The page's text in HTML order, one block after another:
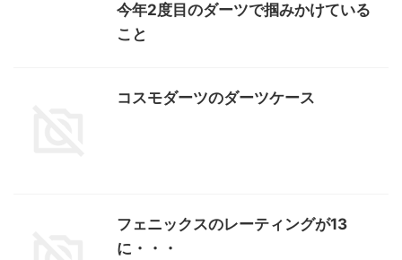
今年2度目のダーツで掴みかけている
こと
コスモダーツのダーツケース
フェニックスのレーティングが13
に・・・